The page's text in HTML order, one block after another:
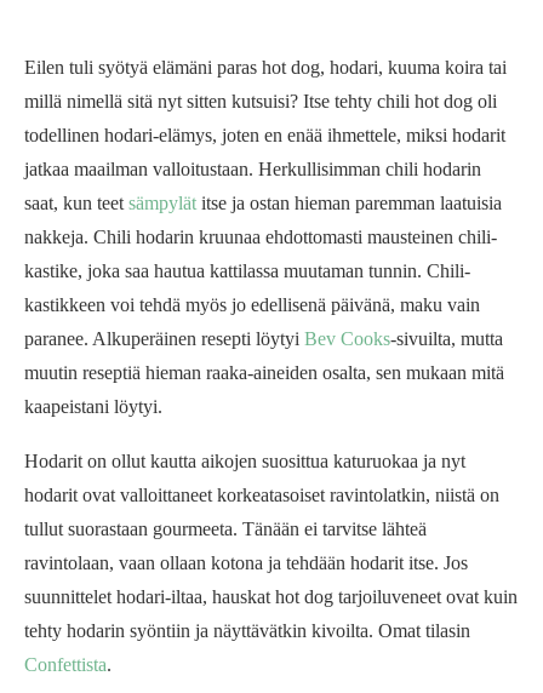
Eilen tuli syötyä elämäni paras hot dog, hodari, kuuma koira tai
millä nimellä sitä nyt sitten kutsuisi? Itse tehty chili hot dog oli
todellinen hodari-elämys, joten en enää ihmettele, miksi hodarit
jatkaa maailman valloitustaan. Herkullisimman chili hodarin
saat, kun teet sämpylät itse ja ostan hieman paremman laatuisia
nakkeja. Chili hodarin kruunaa ehdottomasti mausteinen chili-
kastike, joka saa hautua kattilassa muutaman tunnin. Chili-
kastikkeen voi tehdä myös jo edellisenä päivänä, maku vain
paranee. Alkuperäinen resepti löytyi Bev Cooks-sivuilta, mutta
muutin reseptiä hieman raaka-aineiden osalta, sen mukaan mitä
kaapeistani löytyi.
Hodarit on ollut kautta aikojen suosittua katuruokaa ja nyt
hodarit ovat valloittaneet korkeatasoiset ravintolatkin, niistä on
tullut suorastaan gourmeeta. Tänään ei tarvitse lähteä
ravintolaan, vaan ollaan kotona ja tehdään hodarit itse. Jos
suunnittelet hodari-iltaa, hauskat hot dog tarjoiluveneet ovat kuin
tehty hodarin syöntiin ja näyttävätkin kivoilta. Omat tilasin
Confettista.